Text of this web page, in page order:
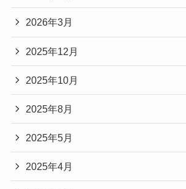
2026年3月
2025年12月
2025年10月
2025年8月
2025年5月
2025年4月